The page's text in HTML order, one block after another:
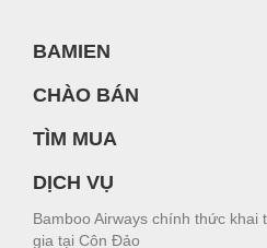
BAMIEN
CHÀO BÁN
TÌM MUA
DỊCH VỤ
Bamboo Airways chính thức
gia tại Côn Đảo